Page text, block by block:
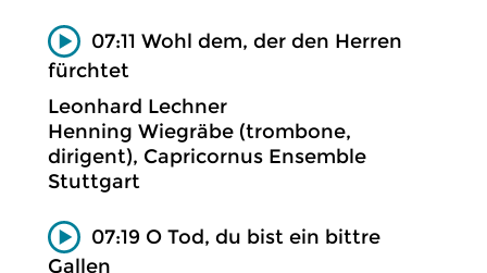
07:11 Wohl dem, der den Herren
fürchtet
Leonhard Lechner
Henning Wiegräbe (trombone,
dirigent), Capricornus Ensemble
Stuttgart
07:19 O Tod, du bist ein bittre
Gallen